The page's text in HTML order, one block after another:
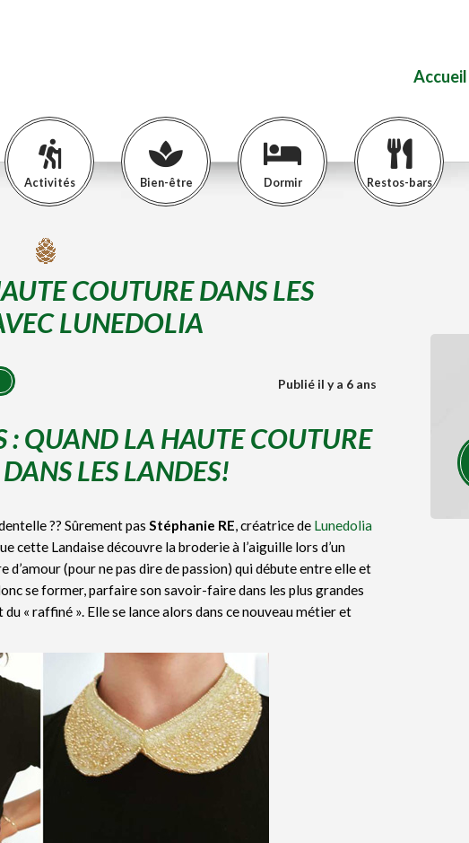
Accueil
Activités Bien-être Dormir Restos-bars
COUTURE DANS LES
LUNEDOLIA
Publié il y a 6 ans
: QUAND LA HAUTE COUTURE
LES LANDES!
?? Sûrement pas Stéphanie RE, créatrice de Lunedolia
cette Landaise découvre la broderie à l’aiguille lors d’un
d’amour (pour ne pas dire de passion) qui débute entre elle et
se former, parfaire son savoir-faire dans les plus grandes
« raffiné ». Elle se lance alors dans ce nouveau métier et